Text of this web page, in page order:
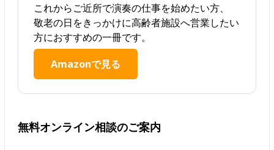
これからご近所で演奏の仕事を始めたい方、
敬老の日をきっかけに高齢者施設へ営業したい
方におすすめの一冊です。
Amazonで見る
無料オンライン相談のご案内